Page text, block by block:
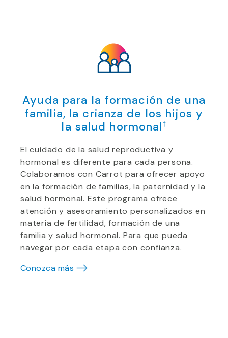
Ayuda para la formación de una
familia, la crianza de los hijos y
la salud hormonal †
El cuidado de la salud reproductiva y
hormonal es diferente para cada persona.
Colaboramos con Carrot para ofrecer apoyo
en la formación de familias, la paternidad y la
salud hormonal. Este programa ofrece
atención y asesoramiento personalizados en
materia de fertilidad, formación de una
familia y salud hormonal. Para que pueda
navegar por cada etapa con confianza.
Conozca más